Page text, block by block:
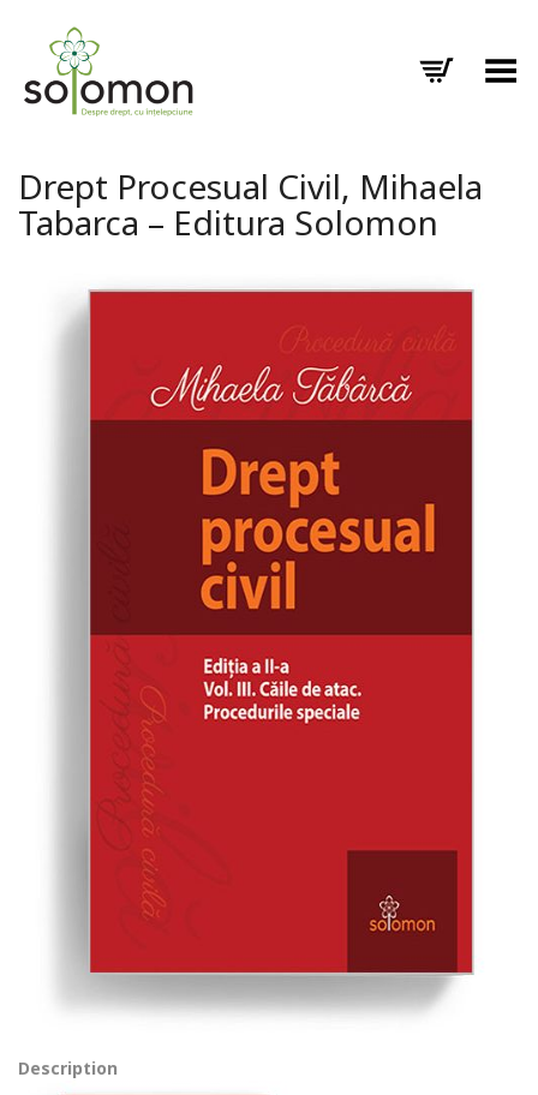
Toggle Menu
Drept Procesual Civil, Mihaela
Tabarca – Editura Solomon
Description